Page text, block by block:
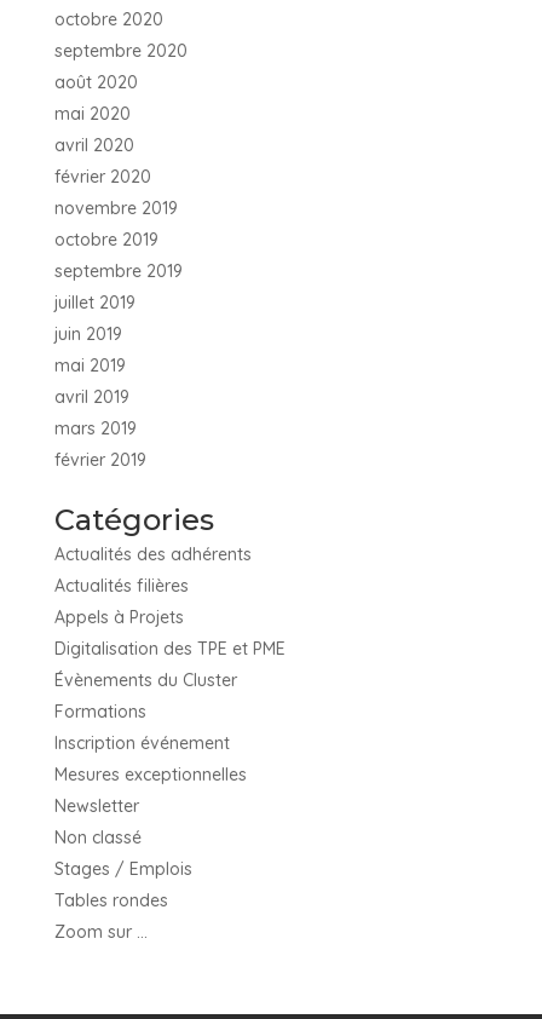
octobre 2020
septembre 2020
août 2020
mai 2020
avril 2020
février 2020
novembre 2019
octobre 2019
septembre 2019
juillet 2019
juin 2019
mai 2019
avril 2019
mars 2019
février 2019
Catégories
Actualités des adhérents
Actualités filières
Appels à Projets
Digitalisation des TPE et PME
Évènements du Cluster
Formations
Inscription événement
Mesures exceptionnelles
Newsletter
Non classé
Stages / Emplois
Tables rondes
Zoom sur …